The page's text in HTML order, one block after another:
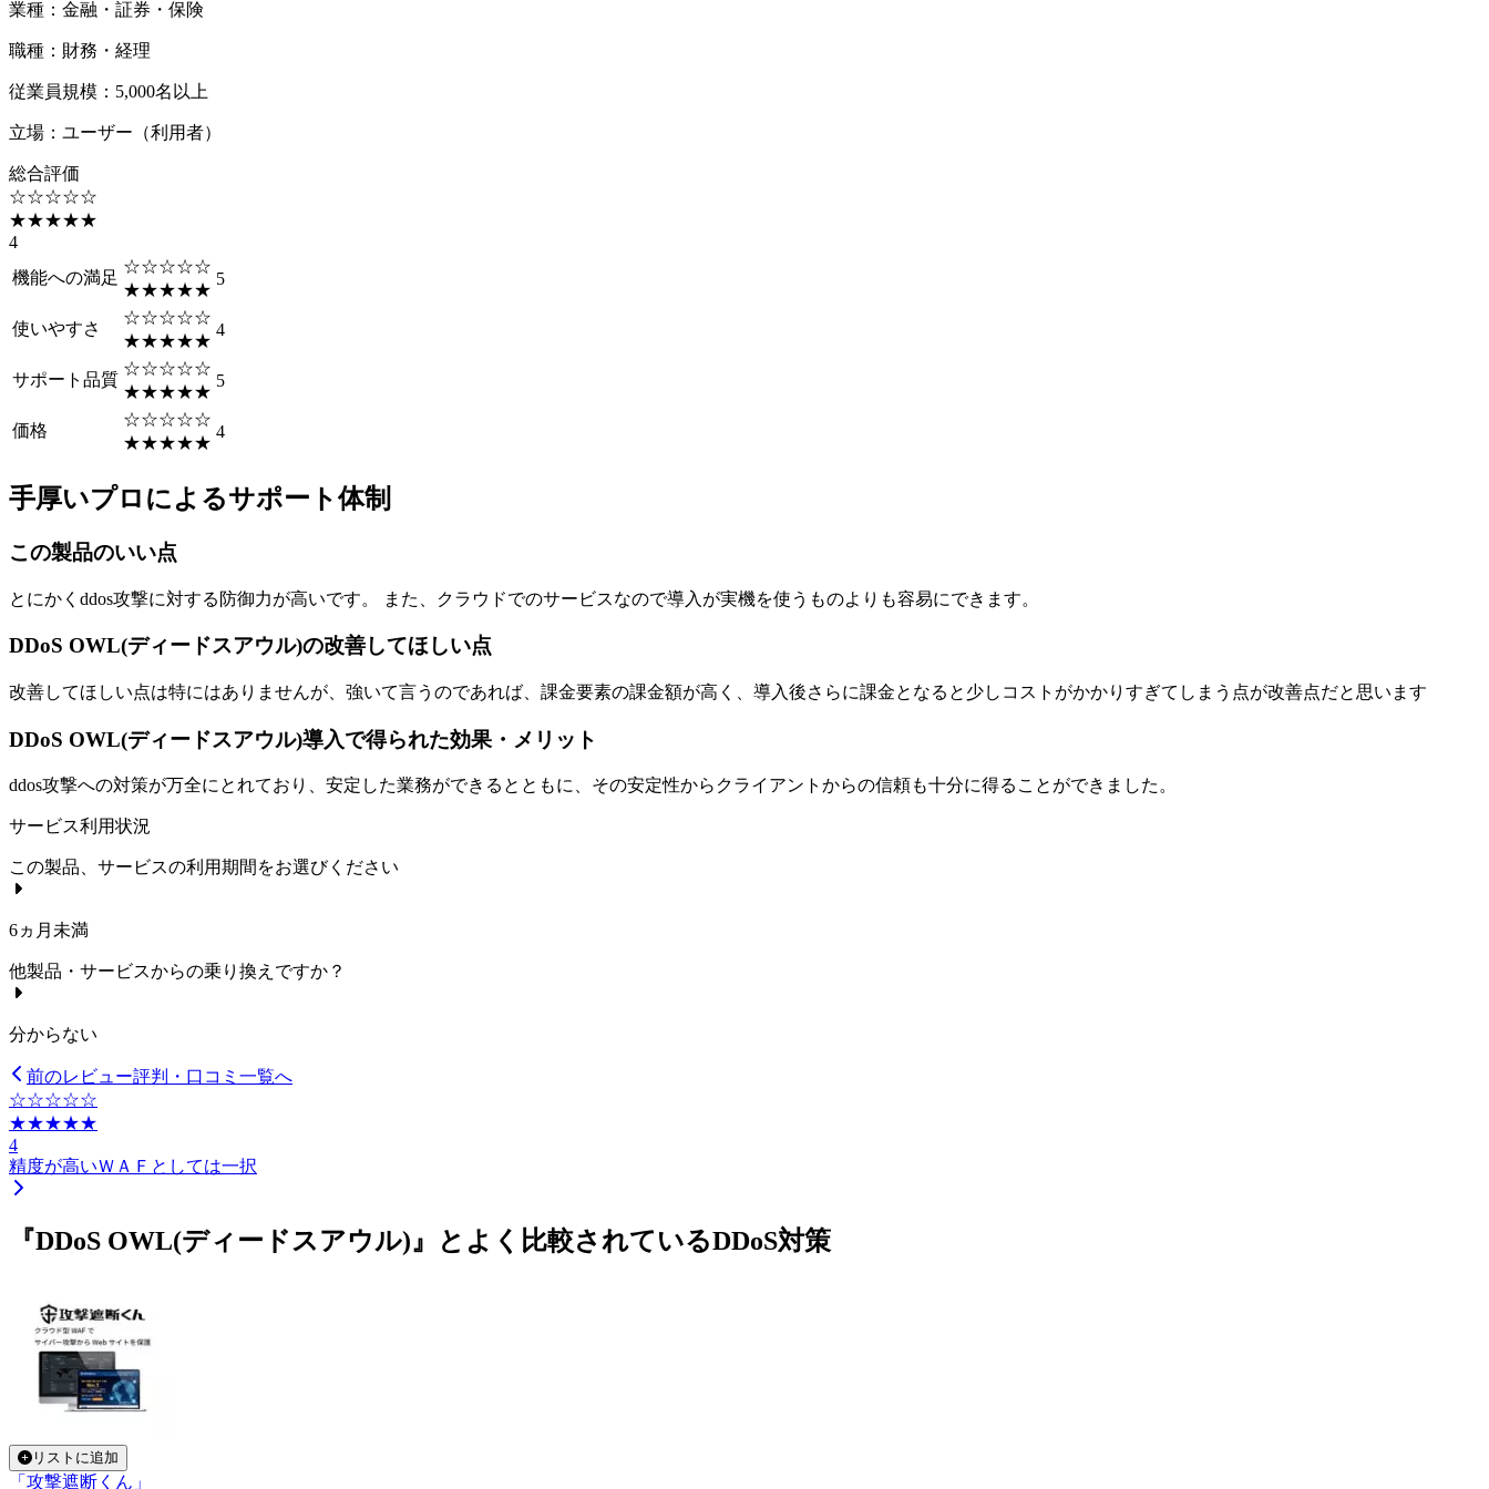
業種 ： 金融・証券・保険
職種 ： 財務・経理
従業員規模 ： 5,000名以上
立場 ： ユーザー（利用者）
総合評価
☆☆☆☆☆
★★★★★
4
機能への満足
☆☆☆☆☆
★★★★★
5
使いやすさ
☆☆☆☆☆
★★★★★
4
サポート品質
☆☆☆☆☆
★★★★★
5
価格
☆☆☆☆☆
★★★★★
4
手厚いプロによるサポート体制
この製品のいい点
とにかくddos攻撃に対する防御力が高いです。 また、クラウドでのサービスなので導入が実機を使うものよりも容易にできます。
DDoS OWL(ディードスアウル)の改善してほしい点
改善してほしい点は特にはありませんが、強いて言うのであれば、課金要素の課金額が高く、導入後さらに課金となると少しコストがかかりすぎてしまう点が改善点だと思います
DDoS OWL(ディードスアウル)導入で得られた効果・メリット
ddos攻撃への対策が万全にとれており、安定した業務ができるとともに、その安定性からクライアントからの信頼も十分に得ることができました。
サービス利用状況
この製品、サービスの利用期間をお選びください
6ヵ月未満
他製品・サービスからの乗り換えですか？
分からない
前のレビュー評判・口コミ一覧へ
☆☆☆☆☆
★★★★★
4
精度が高いＷＡＦとしては一択
『DDoS OWL(ディードスアウル)』とよく比較されているDDoS対策
リストに追加
「攻撃遮断くん」